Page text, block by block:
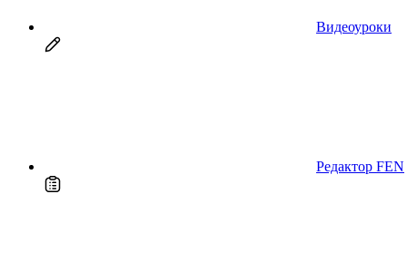
Видеоуроки
Редактор FEN